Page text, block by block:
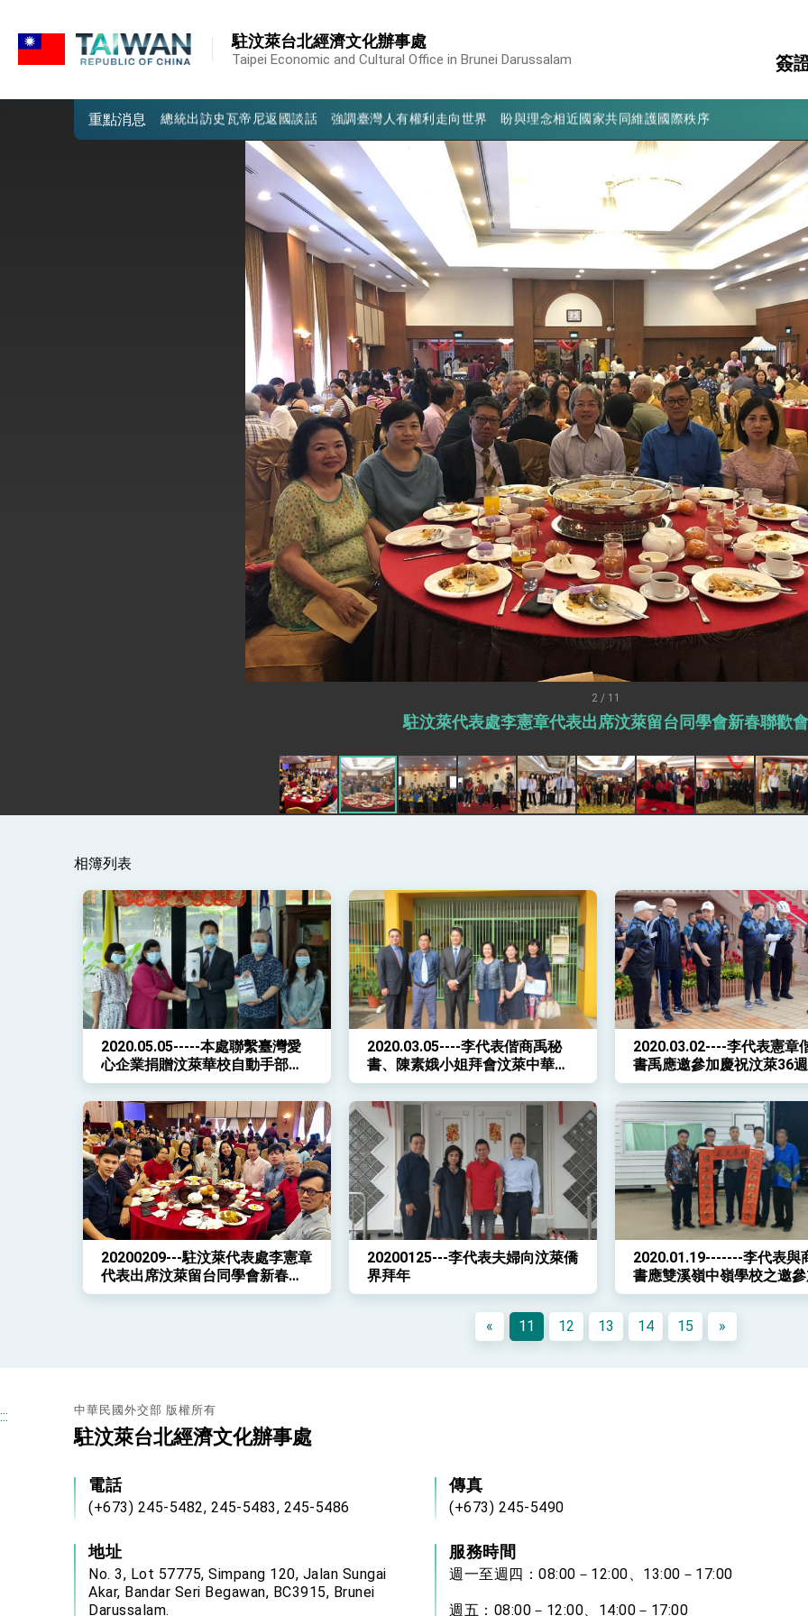
駐汶萊台北經濟文化辦事處
Taipei Economic and Cultural Office in Brunei Darussalam 簽
領
簽
國
消
構
重點消息
外交部發布WHA文宣影片「台灣醫療點亮世界」及「台灣智慧醫療與健康產業展」預告短片，向世界展現台灣
堅定走向世界 賴總統抵達史瓦帝尼王國進行國是訪問
總統與五院院長新春茶敘 盼化分歧為團結、為國家邁出合作第一步
總統農曆春節談話
台美貿易協議完成簽署達成6大目標、創5大歷史性突破 總統強調將以3大面向加速臺灣經濟轉型升級 籲請立
臺美簽署「對等貿易協定」確立對等關稅15%且不疊加 我輸美2072項產品豁免對等關稅
總統接受「法新社」（AFP）專訪內容
外交部長林佳龍於《外交事務》撰文指出：自由世界 需要台灣，團結合作方能守護繁榮
外交部長林佳龍出席《台灣光華雜誌》50週年慶「見證蛻變，分享世界的光華」
總統主持「台美經濟繁榮夥伴對話」記者會 說明臺美合作三大戰略方向 盼與民主夥伴共同引領 下一個世代的
外交部長林佳龍接受印尼「時代雜誌」專訪，闡述印太安全局勢，籲深化台印尼半導體供應鏈合作
外交部長林佳龍午宴歡迎美國聯邦參議員蓋耶哥訪問團
外交部長林佳龍接見美國智庫「德國馬歇爾基金會」訪問團一行，深化跨大西洋戰略夥伴關係
臺美經貿談判獲階段性成果 卓揆期勉爭取時間完成「臺美對等貿易協定」簽署
卓揆：臺美關稅談判階段性結果有助臺灣取得有利戰略地位 全力支持「臺美對等貿易協定」簽署
外交部與數位發展部攜手合作，整合台灣雄厚數位實力，達成固邦榮邦目標
外交部長林佳龍主持第35次「參與亞太經濟合作策略小組」跨部會會議
民調顯示多數國人滿意政府外交表現，高度支持「總合外交」與台歐美日關係深化
總統以「韌性之島，希望之光」為題發表2026新 年談話
總統主持「守護民主台灣國安行動方案」記者會 強調以實力守護台海和平 以決心掌握國家命運
變局中 奮起的新臺灣 總統發表國慶演說
總統重要談話
外交部重要言論
我國政府將在美國亞利桑納州設立「駐鳳凰城辦事處」，進一步深化台美交流合作
2 / 11
駐汶萊代表處李憲章代表出席汶萊留台同學會新春聯歡會
相簿列表
2020.05.05-----本處聯繫臺灣愛
心企業捐贈汶萊華校自動手部消
毒機等防疫物資
2020.03.05----李代表偕商禹秘
書、陳素娥小姐拜會汶萊中華中
學
2020.03.02----李代表憲章
書禹應邀參加慶祝汶萊36
慶日蘇丹與民同樂自行車
動
20200209---駐汶萊代表處李憲章
代表出席汶萊留台同學會新春聯
歡會
20200125---李代表夫婦向汶萊僑
界拜年
2020.01.19-------李代表與
書應雙溪嶺中嶺學校之邀
校獅隊開光點睛儀式
«
11 12 13 14 15 »
::: 中華民國外交部 版權所有
駐汶萊台北經濟文化辦事處
電話
(+673) 245-5482, 245-5483, 245-5486
傳真
(+673) 245-5490
地址
No. 3, Lot 57775, Simpang 120, Jalan Sungai
Akar, Bandar Seri Begawan, BC3915, Brunei
Darussalam.
服務時間
週一至週四：08:00－12:00、13:00－17:00
週五：08:00－12:00、14:00－17:00